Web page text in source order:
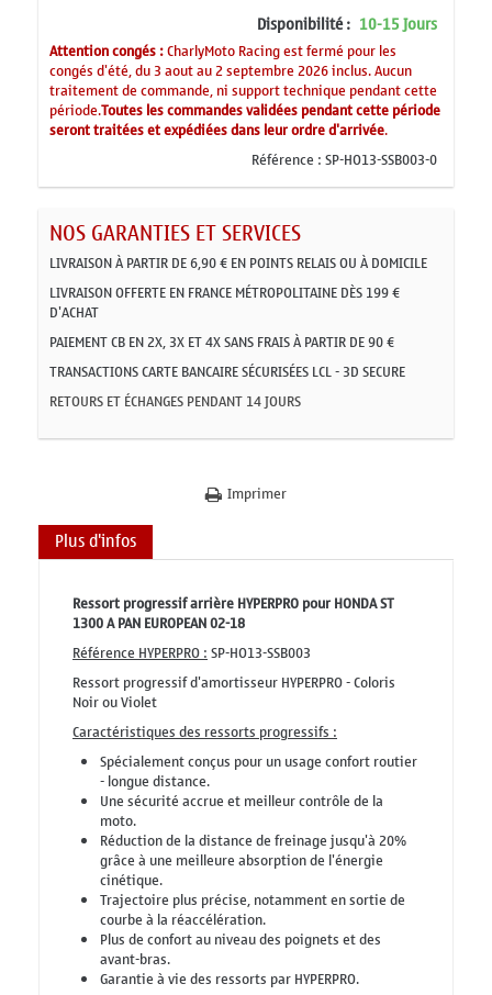
Disponibilité : 10-15 Jours
Attention congés :CharlyMoto Racing est fermé pour les
congés d'été, du 3 aout au 2 septembre 2026 inclus. Aucun
traitement de commande, ni support technique pendant cette
période.Toutes les commandes validées pendant cette période
seront traitées et expédiées dans leur ordre d'arrivée.
Référence :SP-HO13-SSB003-0
NOS GARANTIES ET SERVICES
LIVRAISON À PARTIR DE 6,90 € EN POINTS RELAIS OU À DOMICILE
LIVRAISON OFFERTE EN FRANCE MÉTROPOLITAINE DÈS 199 €
D'ACHAT
PAIEMENT CB EN 2X, 3X ET 4X SANS FRAIS À PARTIR DE 90 €
TRANSACTIONS CARTE BANCAIRE SÉCURISÉES LCL - 3D SECURE
RETOURS ET ÉCHANGES PENDANT 14 JOURS
Imprimer
Plus d'infos
Ressort progressif arrière HYPERPRO pour HONDA ST
1300 A PAN EUROPEAN 02-18
Référence HYPERPRO :SP-HO13-SSB003
Ressort progressif d'amortisseur HYPERPRO - Coloris
Noir ou Violet
Caractéristiques des ressorts progressifs :
Spécialement conçus pour un usage confort routier
- longue distance.
Une sécurité accrue et meilleur contrôle de la
moto.
Réduction de la distance de freinage jusqu'à 20%
grâce à une meilleure absorption de l'énergie
cinétique.
Trajectoire plus précise, notamment en sortie de
courbe à la réaccélération.
Plus de confort au niveau des poignets et des
avant-bras.
Garantie à vie des ressorts par HYPERPRO.